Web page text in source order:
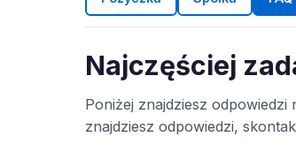
Najczęściej
Poniżej znajdziesz
znajdziesz odpowiedzi,